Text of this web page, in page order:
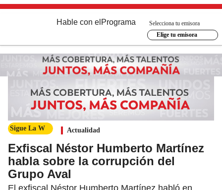
Hable con el Programa
Selecciona tu emisora
Elige tu emisora
Sigue La W Actualidad
Exfiscal Néstor Humberto Martínez
habla sobre la corrupción del
Grupo Aval
El exfiscal Néstor Humberto Martínez habló en